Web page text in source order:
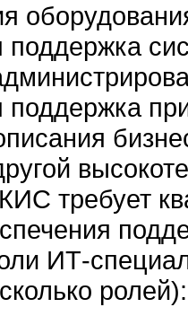
поддержка
поддержка
требует
ИТ-
ролей):